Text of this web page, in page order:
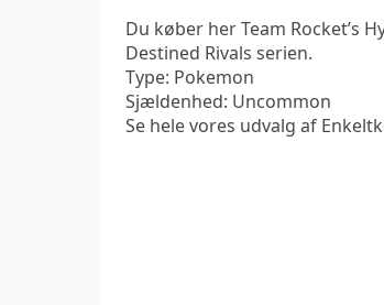
Du køber her Team Rocket’s
Destined Rivals serien.
Type: Pokemon
Sjældenhed: Uncommon
Se hele vores udvalg af